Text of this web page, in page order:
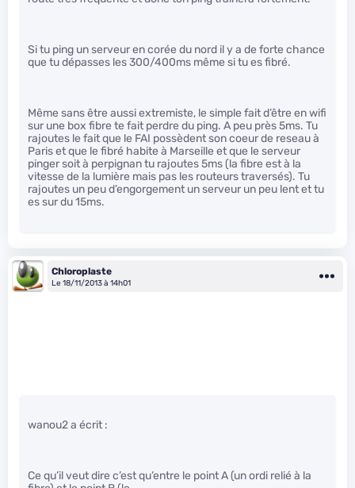
Si tu ping un serveur en corée du nord il y a de forte chance
que tu dépasses les 300/400ms même si tu es fibré.
Même sans être aussi extremiste, le simple fait d’être en wifi
sur une box fibre te fait perdre du ping. A peu près 5ms. Tu
rajoutes le fait que le FAI possèdent son coeur de reseau à
Paris et que le fibré habite à Marseille et que le serveur
pinger soit à perpignan tu rajoutes 5ms (la fibre est à la
vitesse de la lumière mais pas les routeurs traversés). Tu
rajoutes un peu d’engorgement un serveur un peu lent et tu
es sur du 15ms.
Chloroplaste
Le 18/11/2013 à 14h01
wanou2 a écrit :
Ce qu’il veut dire c’est qu’entre le point A (un ordi relié à la